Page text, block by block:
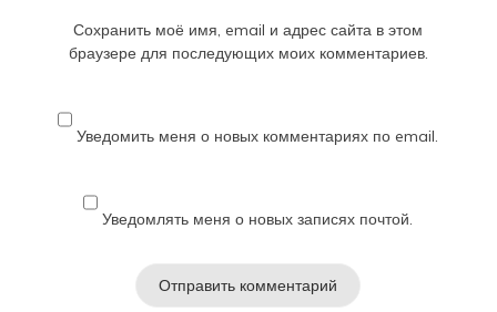
Сохранить моё имя, email и адрес сайта в этом
браузере для последующих моих комментариев.
Уведомить меня о новых комментариях по email.
Уведомлять меня о новых записях почтой.